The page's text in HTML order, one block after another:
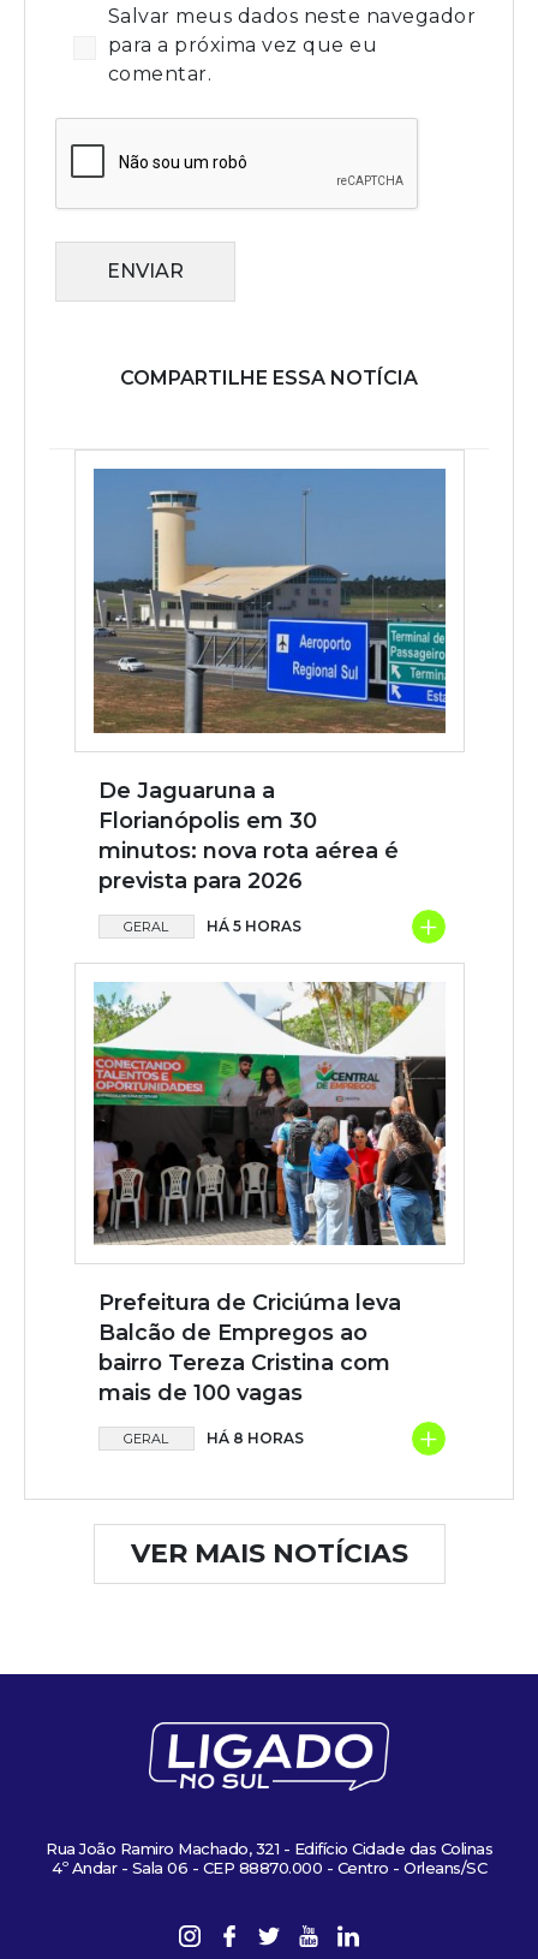
Salvar meus dados neste navegador
para a próxima vez que eu
comentar.
ENVIAR
COMPARTILHE ESSA NOTÍCIA
De Jaguaruna a
Florianópolis em 30
minutos: nova rota aérea é
prevista para 2026
GERAL HÁ 5 HORAS +
Prefeitura de Criciúma leva
Balcão de Empregos ao
bairro Tereza Cristina com
mais de 100 vagas
GERAL HÁ 8 HORAS +
VER MAIS NOTÍCIAS
Rua João Ramiro Machado, 321 - Edifício Cidade das Colinas
4º Andar - Sala 06 - CEP 88870.000 - Centro - Orleans/SC